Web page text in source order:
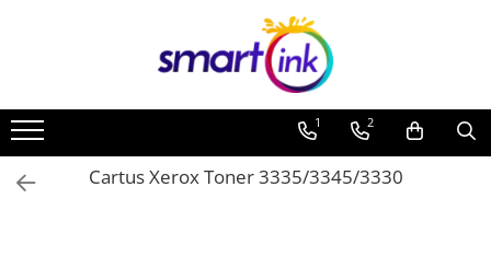
1 2
Cartus Xerox Toner 3335/3345/3330